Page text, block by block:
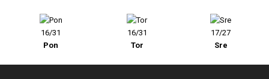
16/31
Pon
16/31
Tor
17/27
Sre